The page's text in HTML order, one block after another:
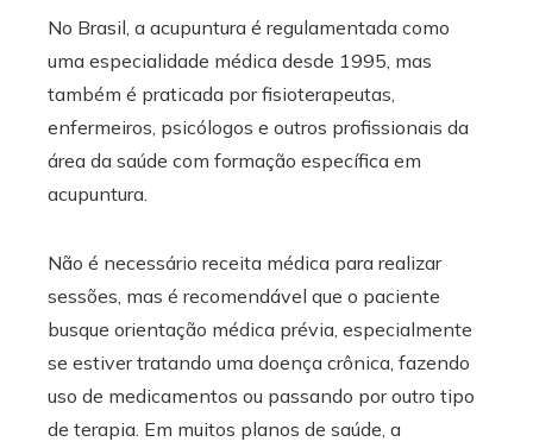
No Brasil, a acupuntura é regulamentada como
uma especialidade médica desde 1995, mas
também é praticada por fisioterapeutas,
enfermeiros, psicólogos e outros profissionais da
área da saúde com formação específica em
acupuntura.
Não é necessário receita médica para realizar
sessões, mas é recomendável que o paciente
busque orientação médica prévia, especialmente
se estiver tratando uma doença crônica, fazendo
uso de medicamentos ou passando por outro tipo
de terapia. Em muitos planos de saúde, a